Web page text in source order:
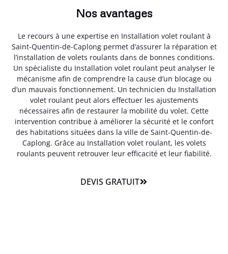
Nos avantages
Le recours à une expertise en Installation volet roulant à
Saint-Quentin-de-Caplong permet d’assurer la réparation et
l’installation de volets roulants dans de bonnes conditions.
Un spécialiste du Installation volet roulant peut analyser le
mécanisme afin de comprendre la cause d’un blocage ou
d’un mauvais fonctionnement. Un technicien du Installation
volet roulant peut alors effectuer les ajustements
nécessaires afin de restaurer la mobilité du volet. Cette
intervention contribue à améliorer la sécurité et le confort
des habitations situées dans la ville de Saint-Quentin-de-
Caplong. Grâce au Installation volet roulant, les volets
roulants peuvent retrouver leur efficacité et leur fiabilité.
DEVIS GRATUIT